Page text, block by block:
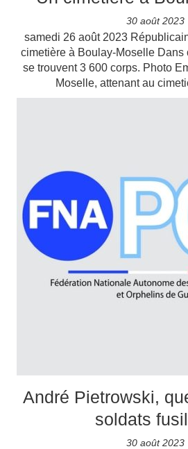
30 août 2023
samedi 26 août 2023
cimetière à Boulay-Moselle Dans
se trouvent 3 600 corps. Photo
Moselle, attenant au
André Pietrowski,
soldats
30 août 2023